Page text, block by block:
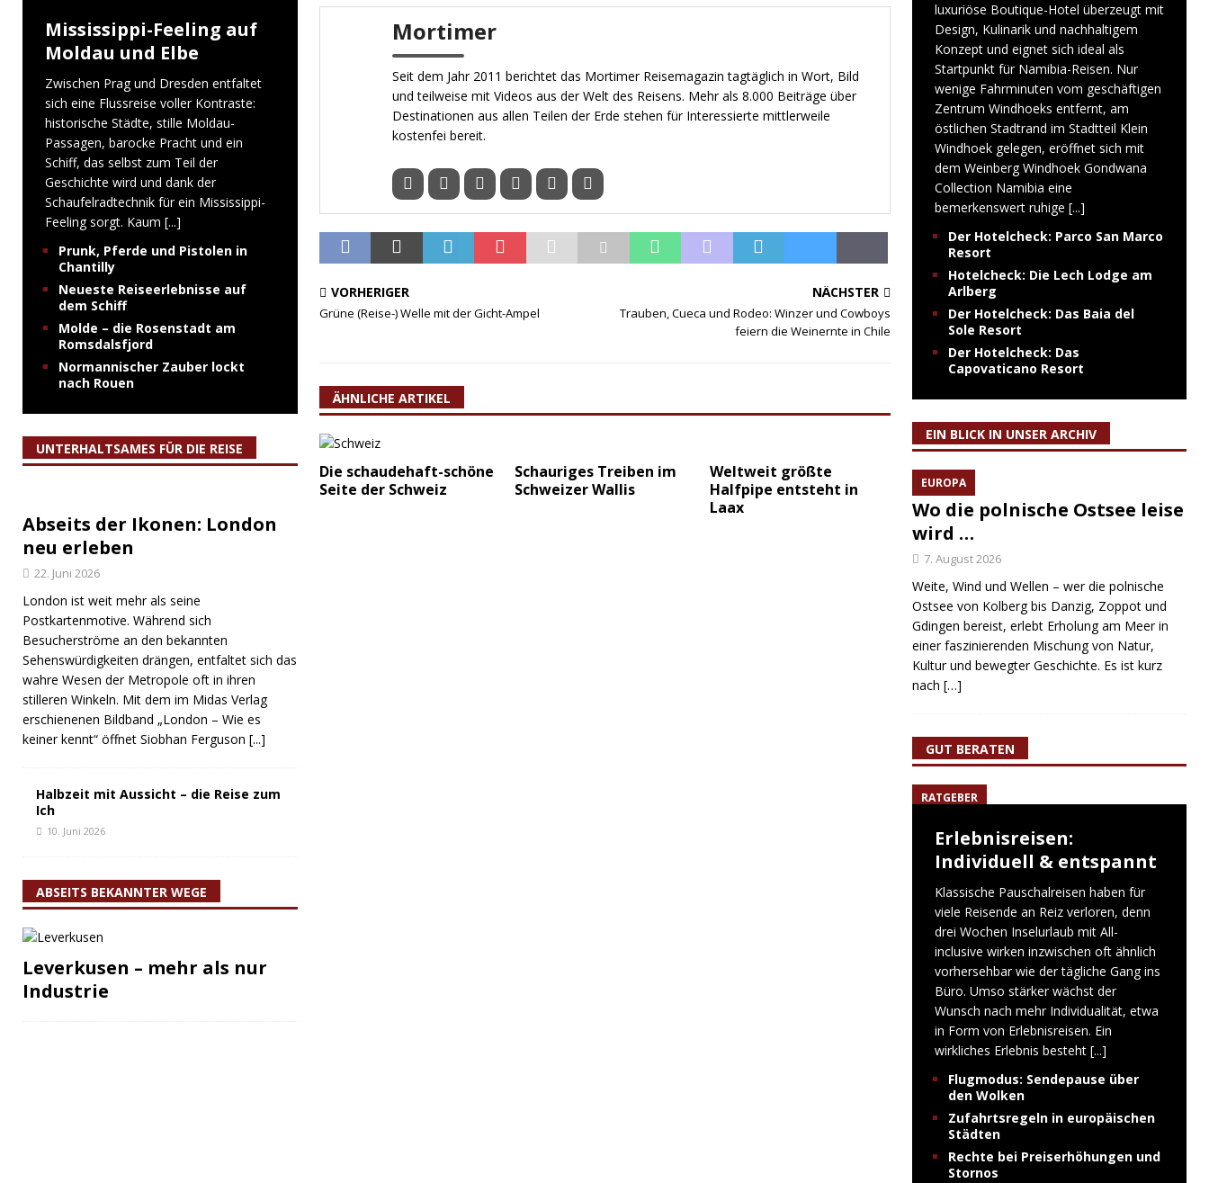
Mortimer
Seit dem Jahr 2011 berichtet das Mortimer Reisemagazin tagtäglich in Wort, Bild
und teilweise mit Videos aus der Welt des Reisens. Mehr als 8.000 Beiträge über
Destinationen aus allen Teilen der Erde stehen für Interessierte mittlerweile
kostenfei bereit.
VORHERIGER
Grüne (Reise-) Welle mit der Gicht-Ampel
NÄCHSTER
Trauben, Cueca und Rodeo: Winzer und Cowboys
feiern die Weinernte in Chile
ÄHNLICHE ARTIKEL
Die schaudehaft-schöne
Seite der Schweiz
Schauriges Treiben im
Schweizer Wallis
Weltweit größte
Halfpipe entsteht in
Laax
Mississippi-Feeling auf
Moldau und Elbe
Zwischen Prag und Dresden entfaltet
sich eine Flussreise voller Kontraste:
historische Städte, stille Moldau-
Passagen, barocke Pracht und ein
Schiff, das selbst zum Teil der
Geschichte wird und dank der
Schaufelradtechnik für ein Mississippi-
Feeling sorgt. Kaum [...]
Prunk, Pferde und Pistolen in
Chantilly
Neueste Reiseerlebnisse auf
dem Schiff
Molde – die Rosenstadt am
Romsdalsfjord
Normannischer Zauber lockt
nach Rouen
UNTERHALTSAMES FÜR DIE REISE
Abseits der Ikonen: London
neu erleben
22. Juni 2026
London ist weit mehr als seine
Postkartenmotive. Während sich
Besucherströme an den bekannten
Sehenswürdigkeiten drängen, entfaltet sich das
wahre Wesen der Metropole oft in ihren
stilleren Winkeln. Mit dem im Midas Verlag
erschienenen Bildband „London – Wie es
keiner kennt“ öffnet Siobhan Ferguson [...]
Halbzeit mit Aussicht – die Reise zum
Ich
10. Juni 2026
ABSEITS BEKANNTER WEGE
Leverkusen – mehr als nur
Industrie
luxuriöse Boutique-Hotel überzeugt mit
Design, Kulinarik und nachhaltigem
Konzept und eignet sich ideal als
Startpunkt für Namibia-Reisen. Nur
wenige Fahrminuten vom geschäftigen
Zentrum Windhoeks entfernt, am
östlichen Stadtrand im Stadtteil Klein
Windhoek gelegen, eröffnet sich mit
dem Weinberg Windhoek Gondwana
Collection Namibia eine
bemerkenswert ruhige [...]
Der Hotelcheck: Parco San Marco
Resort
Hotelcheck: Die Lech Lodge am
Arlberg
Der Hotelcheck: Das Baia del
Sole Resort
Der Hotelcheck: Das
Capovaticano Resort
EIN BLICK IN UNSER ARCHIV
EUROPA
Wo die polnische Ostsee leise
wird …
7. August 2026
Weite, Wind und Wellen – wer die polnische
Ostsee von Kolberg bis Danzig, Zoppot und
Gdingen bereist, erlebt Erholung am Meer in
einer faszinierenden Mischung von Natur,
Kultur und bewegter Geschichte. Es ist kurz
nach […]
GUT BERATEN
RATGEBER
Erlebnisreisen:
Individuell & entspannt
Klassische Pauschalreisen haben für
viele Reisende an Reiz verloren, denn
drei Wochen Inselurlaub mit All-
inclusive wirken inzwischen oft ähnlich
vorhersehbar wie der tägliche Gang ins
Büro. Umso stärker wächst der
Wunsch nach mehr Individualität, etwa
in Form von Erlebnisreisen. Ein
wirkliches Erlebnis besteht [...]
Flugmodus: Sendepause über
den Wolken
Zufahrtsregeln in europäischen
Städten
Rechte bei Preiserhöhungen und
Stornos